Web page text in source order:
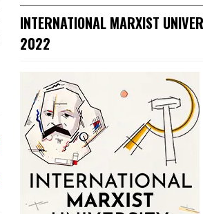
INTERNATIONAL MARXIST
2022